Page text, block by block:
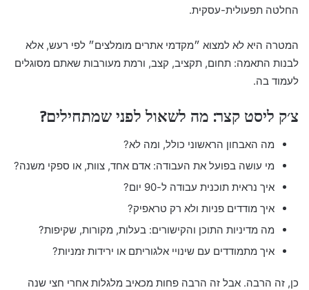
החלטה תפעולית-עסקית.
המטרה היא לא למצוא ״מקדמי אתרים מומלצים״ לפי רעש, אלא
לבנות התאמה: תחום, תקציב, קצב, ורמת מעורבות שאתם מסוגלים
לעמוד בה.
צ׳ק ליסט קצר: מה לשאול לפני שמתחילים?
מה האבחון הראשוני כולל, ומה לא?
מי עושה בפועל את העבודה: אדם אחד, צוות, או ספקי משנה?
איך נראית תוכנית עבודה ל-90 יום?
איך מודדים פניות ולא רק טראפיק?
מה מדיניות התוכן והקישורים: בעלות, מקורות, שקיפות?
איך מתמודדים עם שינויי אלגוריתם או ירידות זמניות?
כן, זה הרבה. אבל זה הרבה פחות מכאיב מלגלות אחרי חצי שנה